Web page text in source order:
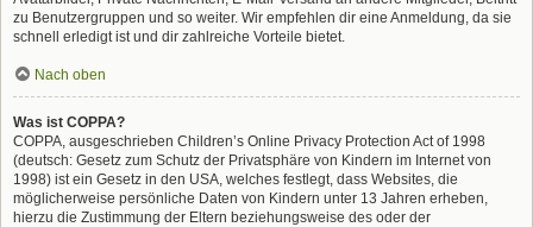
zu Benutzergruppen und so weiter. Wir empfehlen dir eine Anmeldung, da sie
schnell erledigt ist und dir zahlreiche Vorteile bietet.
Nach oben
Was ist COPPA?
COPPA, ausgeschrieben Children’s Online Privacy Protection Act of 1998
(deutsch: Gesetz zum Schutz der Privatsphäre von Kindern im Internet von
1998) ist ein Gesetz in den USA, welches festlegt, dass Websites, die
möglicherweise persönliche Daten von Kindern unter 13 Jahren erheben,
hierzu die Zustimmung der Eltern beziehungsweise des oder der